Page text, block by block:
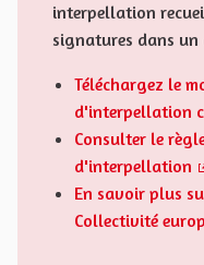
interpellation
signatures dans un
Téléchargez le
d'interpellation
Consulter le
d'interpellation
En savoir plus
Collectivité